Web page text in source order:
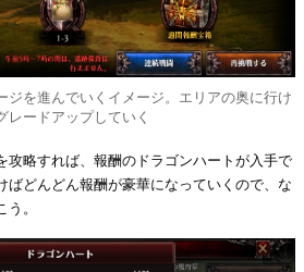
ジを進んでいくイメージ。エリアの奥に行け
レードアップしていく
攻略すれば、報酬のドラゴンハートが入手で
ばどんどん報酬が豪華になっていくので、な
。